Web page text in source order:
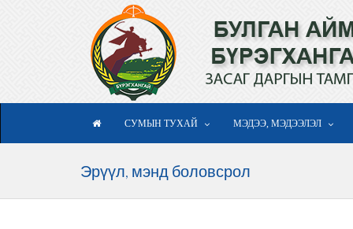
СУМЫН ТУХАЙ МЭДЭЭ, МЭДЭЭЛЭЛ
Эрүүл, мэнд боловсрол